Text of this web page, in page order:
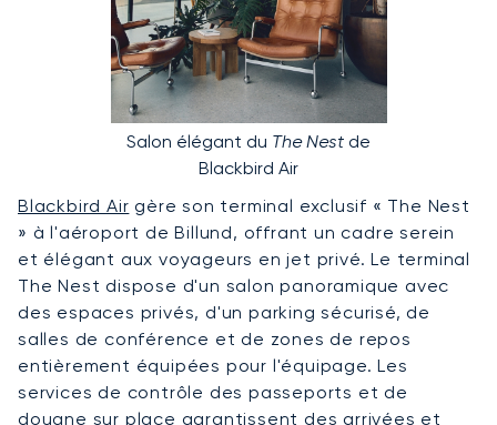
Salon élégant du The Nest de
Blackbird Air
Blackbird Air gère son terminal exclusif « The Nest
» à l'aéroport de Billund, offrant un cadre serein
et élégant aux voyageurs en jet privé. Le terminal
The Nest dispose d'un salon panoramique avec
des espaces privés, d'un parking sécurisé, de
salles de conférence et de zones de repos
entièrement équipées pour l'équipage. Les
services de contrôle des passeports et de
douane sur place garantissent des arrivées et